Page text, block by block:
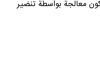
معالجة بواسطة تنضير